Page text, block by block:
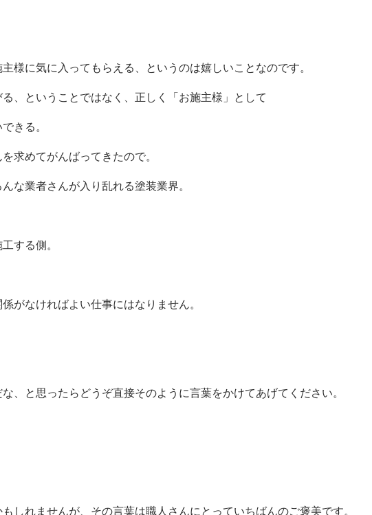
様に気に入ってもらえる、というのは嬉しいことなのです。
、ということではなく、正しく「お施主様」として
きる。
求めてがんばってきたので。
な業者さんが入り乱れる塗装業界。
する側。
がなければよい仕事にはなりません。
、と思ったらどうぞ直接そのように言葉をかけてあげてください。
しれませんが、その言葉は職人さんにとっていちばんのご褒美です。